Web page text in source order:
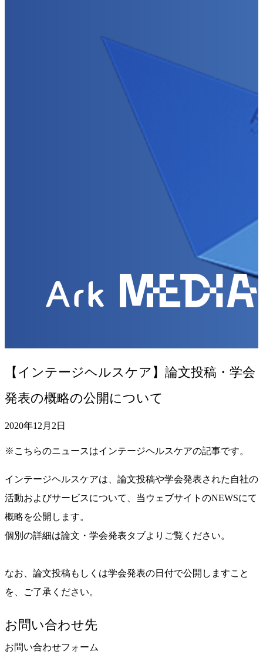
【インテージヘルスケア】論文投稿・学会
発表の概略の公開について
2020年12月2日
※こちらのニュースはインテージヘルスケアの記事です。
インテージヘルスケアは、論文投稿や学会発表された自社の
活動およびサービスについて、当ウェブサイトのNEWSにて
概略を公開します。
個別の詳細は論文・学会発表タブよりご覧ください。
なお、論文投稿もしくは学会発表の日付で公開しますこと
を、ご了承ください。
お問い合わせ先
お問い合わせフォーム